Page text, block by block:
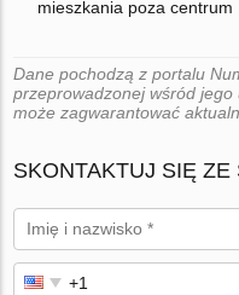
mieszkania poza centrum
Dane pochodzą z portalu
przeprowadzonej wśród
może zagwarantować
SKONTAKTUJ SIĘ